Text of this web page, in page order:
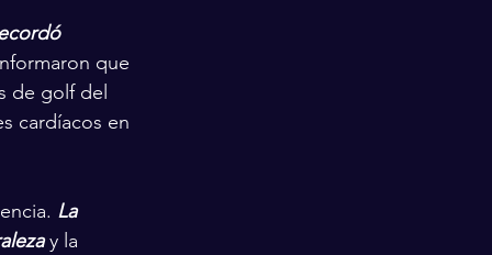
que
de golf del
cardíacos en
La
y la